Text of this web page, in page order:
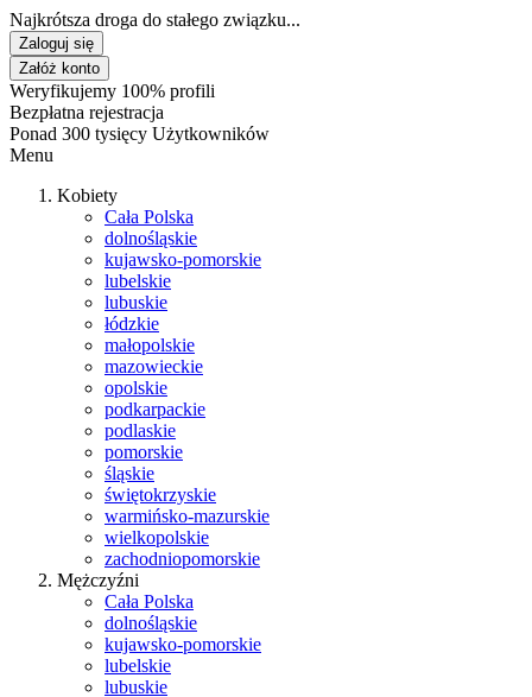
Najkrótsza droga do stałego związku...
Zaloguj się
Załóż konto
Weryfikujemy 100% profili
Bezpłatna rejestracja
Ponad 300 tysięcy Użytkowników
Menu
Kobiety
Cała Polska
dolnośląskie
kujawsko-pomorskie
lubelskie
lubuskie
łódzkie
małopolskie
mazowieckie
opolskie
podkarpackie
podlaskie
pomorskie
śląskie
świętokrzyskie
warmińsko-mazurskie
wielkopolskie
zachodniopomorskie
Mężczyźni
Cała Polska
dolnośląskie
kujawsko-pomorskie
lubelskie
lubuskie